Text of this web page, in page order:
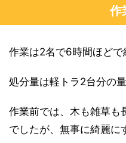
作
作業は2名で6時間ほどで
処分量は軽トラ2台分の
作業前では、木も雑草も
でしたが、無事に綺麗に